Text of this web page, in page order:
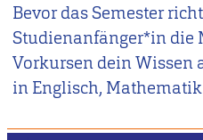
Bevor das Semester
Studienanfänger*in die
Vorkursen dein Wissen
in Englisch,